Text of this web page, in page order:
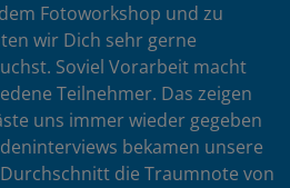
Fotoworkshop und zu
wir Dich sehr gerne
Soviel Vorarbeit macht
Teilnehmer. Das zeigen
uns immer wieder gegeben
bekamen unsere
die Traumnote von